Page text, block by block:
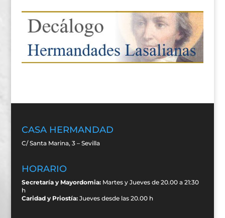
CASA HERMANDAD
C/ Santa Marina, 3 – Sevilla
HORARIO
Secretaría y Mayordomia:Martes y Jueves de 20.00 a 21:30
h
Caridad y Priostía:Jueves desde las 20.00 h